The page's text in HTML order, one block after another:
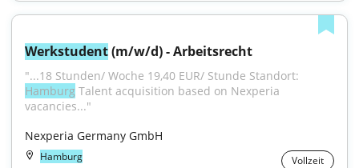
Werkstudent (m/w/d) - Arbeitsrecht
Hamburg Talent acquisition based on Nexperia
vacancies..."
Nexperia Germany GmbH
Hamburg Vollzeit